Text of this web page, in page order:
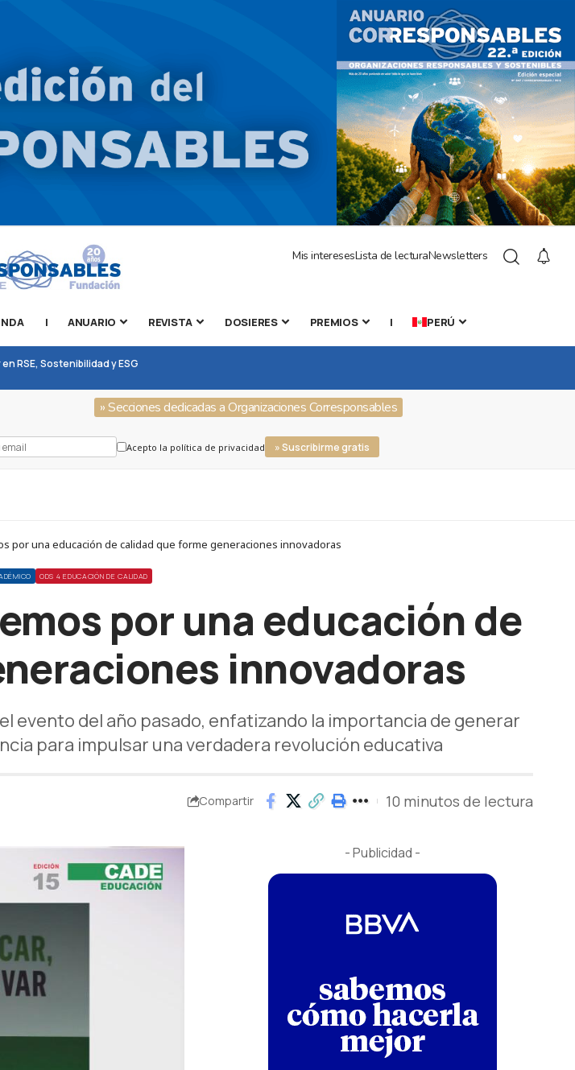
Mis interesesLista de lecturaNewsletters
| ANUARIO REVISTA DOSIERES PREMIOS | PERÚ
RSE, Sostenibilidad y ESG
» Secciones dedicadas a Organizaciones Corresponsables
Acepto la política de privacidad » Suscribirme gratis
por una educación de calidad que forme generaciones innovadoras
ODS 4 EDUCACIÓN DE CALIDAD
por una educación de
innovadoras
evento del año pasado, enfatizando la importancia de generar
para impulsar una verdadera revolución educativa
Compartir 10 minutos de lectura
- Publicidad -